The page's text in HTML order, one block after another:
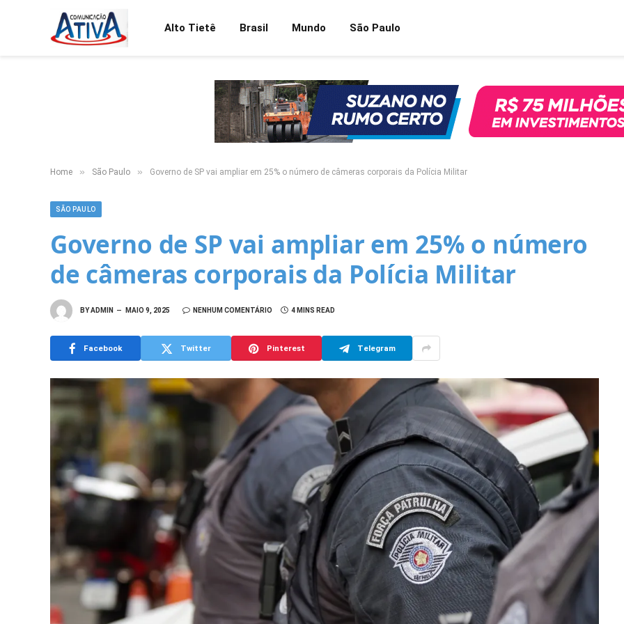
Alto Tietê Brasil Mundo São Paulo
Home » São Paulo » Governo de SP vai ampliar em 25% o número de câmeras corporais da Polícia Militar
SÃO PAULO
Governo de SP vai ampliar em 25% o número
de câmeras corporais da Polícia Militar
BYADMIN MAIO 9, 2025 NENHUM COMENTÁRIO 4 MINS READ
Facebook Twitter Pinterest Telegram